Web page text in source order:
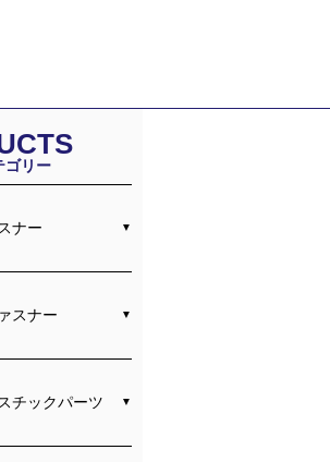
ゴリー
ナー
スナー
チックパーツ